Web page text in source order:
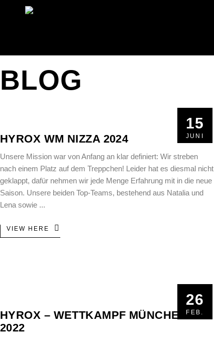
BLOG
15
JUNI
15
JUNI
HYROX WM NIZZA 2024
Unsere Mission war von Anfang an klar definiert: Wir streben
nach einem Platz auf dem Treppchen! Leider hat es diesmal nicht
geklappt, dafür nehmen wir jede Menge Erfahrung mit in die neue
Saison. Unsere beiden Top-Teams, bestehend aus Natalia und
Lena sowie
VIEW HERE
26
FEB.
26
FEB.
HYROX – WETTKAMPF MÜNCHEN
2022